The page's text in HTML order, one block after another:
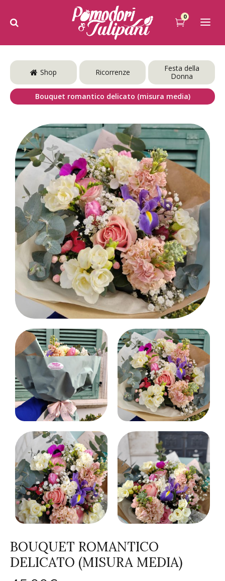
0
Shop Ricorrenze
Festa della
Donna
Bouquet romantico delicato (misura media)
BOUQUET ROMANTICO
DELICATO (MISURA MEDIA)